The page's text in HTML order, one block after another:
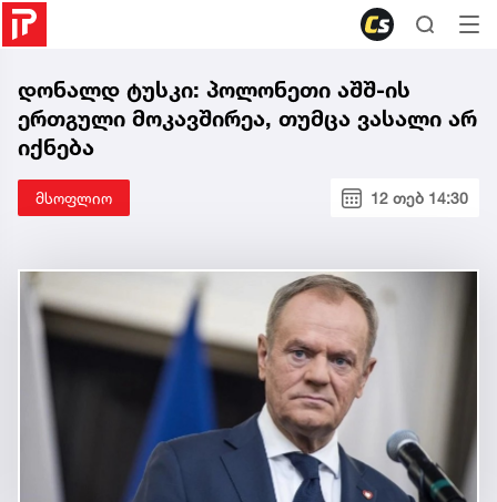
დონალდ ტუსკი: პოლონეთი აშშ-ის
ერთგული მოკავშირეა, თუმცა ვასალი არ
იქნება
მსოფლიო 12 თებ 14:30